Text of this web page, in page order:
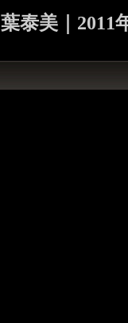
葉泰美｜2011